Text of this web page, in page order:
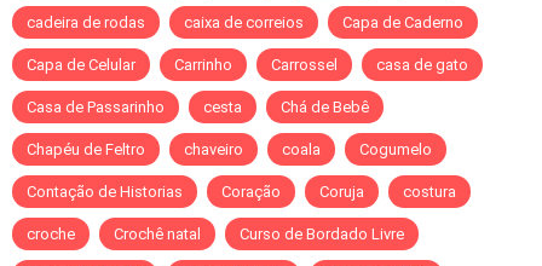
cadeira de rodas caixa de correios Capa de Caderno
Capa de Celular Carrinho Carrossel casa de gato
Casa de Passarinho cesta Chá de Bebê
Chapéu de Feltro chaveiro coala Cogumelo
Contação de Historias Coração Coruja costura
croche Crochê natal Curso de Bordado Livre